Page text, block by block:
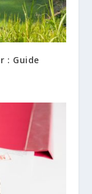
: Guide